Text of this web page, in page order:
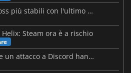
Palworld: Sunreach e boss più stabili con l'ultimo update
Steam ora è a rischio
Le mappe dei malware e un attacco a Discord hanno colpito Meccha Chameleon